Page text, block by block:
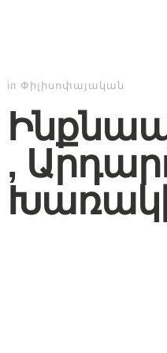
in Փիլիսոփայական
,